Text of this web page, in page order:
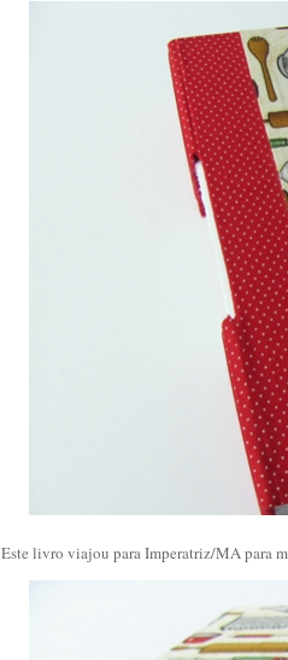
Este livro viajou para Imperatriz/MA para